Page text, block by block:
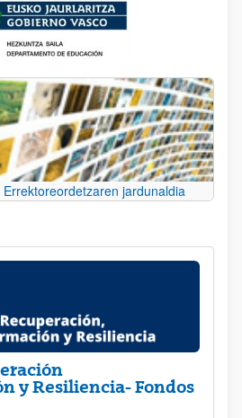
jardunaldia
y Resiliencia- Fondos